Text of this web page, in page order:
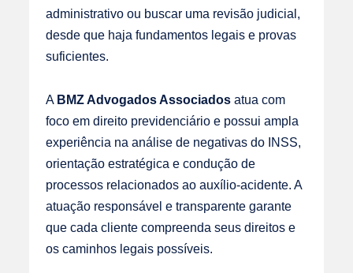
administrativo ou buscar uma revisão judicial,
desde que haja fundamentos legais e provas
suficientes.
A BMZ Advogados Associados atua com
foco em direito previdenciário e possui ampla
experiência na análise de negativas do INSS,
orientação estratégica e condução de
processos relacionados ao auxílio-acidente. A
atuação responsável e transparente garante
que cada cliente compreenda seus direitos e
os caminhos legais possíveis.